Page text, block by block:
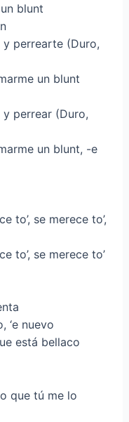
blunt
perrearte (Duro,
un blunt
perrear (Duro,
un blunt, -e
to’, se merece to’,
to’, se merece to’
‘e nuevo
está bellaco
que tú me lo